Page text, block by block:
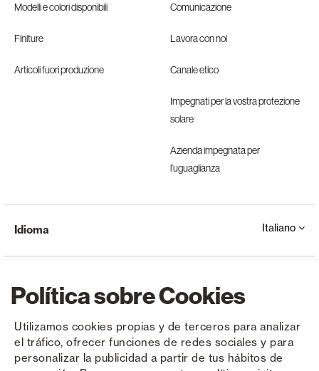
Política sobre Cookies
Utilizamos cookies propias y de terceros para analizar
el tráfico, ofrecer funciones de redes sociales y para
personalizar la publicidad a partir de tus hábitos de
Modelli e colori disponibili
Finiture
Articoli fuori produzione
Comunicazione
Lavora con noi
Canale etico
Impegnati per la vostra protezione
solare
Azienda impegnata per
l’uguaglianza
Copyright © Saxun 2023 - 2026 politica sulla riservatezza Avviso legale Cookies
Idioma Italiano